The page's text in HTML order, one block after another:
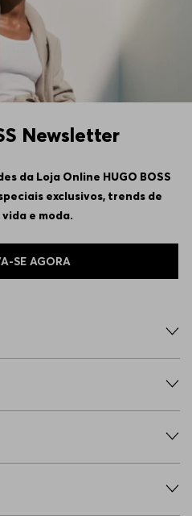
Newsletter
da Loja Online HUGO BOSS
exclusivos, trends de
e moda.
SE AGORA